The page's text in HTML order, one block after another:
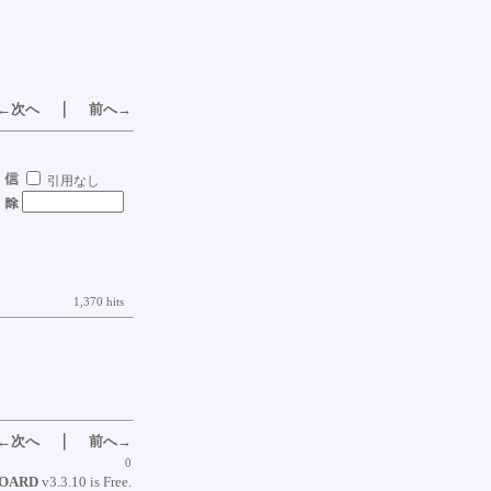
次へ｜ 前へ→
引用なし
1,370 hits
次へ｜ 前へ→
0
v3.3.10 is Free.